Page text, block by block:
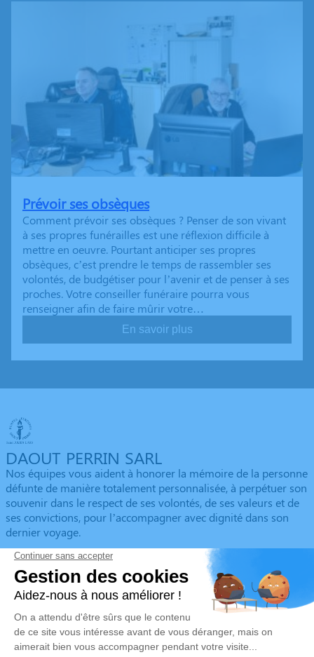
Prévoir ses obsèques
Comment prévoir ses obsèques ? Penser de son vivant
à ses propres funérailles est une réflexion difficile à
mettre en oeuvre. Pourtant anticiper ses propres
obsèques, c’est prendre le temps de rassembler ses
volontés, de budgétiser pour l’avenir et de penser à ses
proches. Votre conseiller funéraire pourra vous
renseigner afin de faire mûrir votre…
En savoir plus
DAOUT PERRIN SARL
Nos équipes vous aident à honorer la mémoire de la personne
défunte de manière totalement personnalisée, à perpétuer son
souvenir dans le respect de ses volontés, de ses valeurs et de
ses convictions, pour l’accompagner avec dignité dans son
dernier voyage.
Obtenez un devis
Devis obsèques
Devis prévoyance
Devis marbrerie